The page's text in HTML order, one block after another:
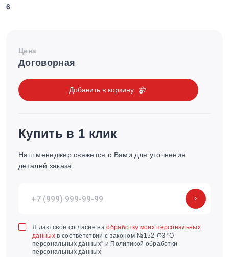
6
Цена
Договорная
Добавить в корзину
Купить в 1 клик
Наш менеджер свяжется с Вами для уточнения
деталей заказа
Я даю свое согласие наобработку моих персональных
данныхв соответствии с законом №152-ФЗ "О
персональных данных" и Политикой обработки
персональных данных